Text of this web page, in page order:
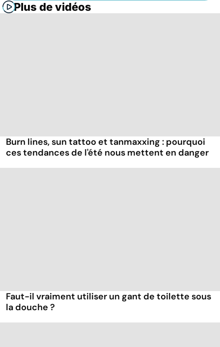
Plus de vidéos
Burn lines, sun tattoo et tanmaxxing : pourquoi
ces tendances de l'été nous mettent en danger
Faut-il vraiment utiliser un gant de toilette sous
la douche ?